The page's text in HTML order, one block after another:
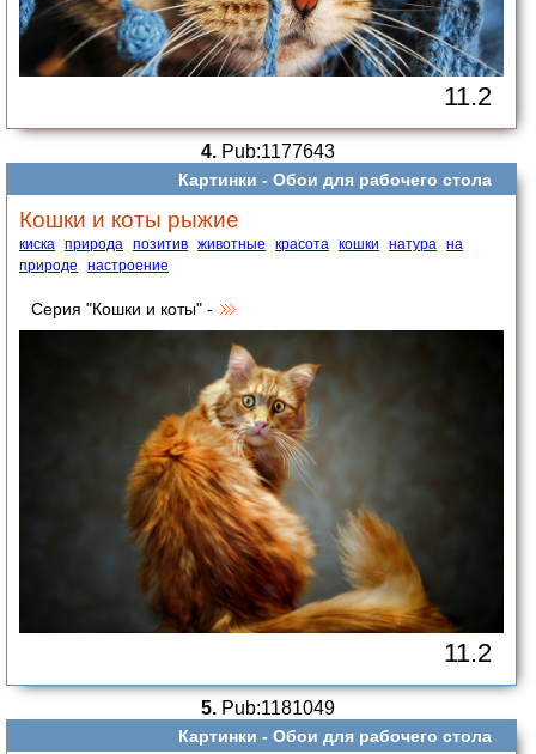
11.2
4. Pub:1177643
Картинки - Обои для рабочего стола
Кошки и коты рыжие
киска природа позитив животные красота кошки натура на
природе
настроение
Серия "Кошки и коты" -
11.2
5. Pub:1181049
Картинки - Обои для рабочего стола